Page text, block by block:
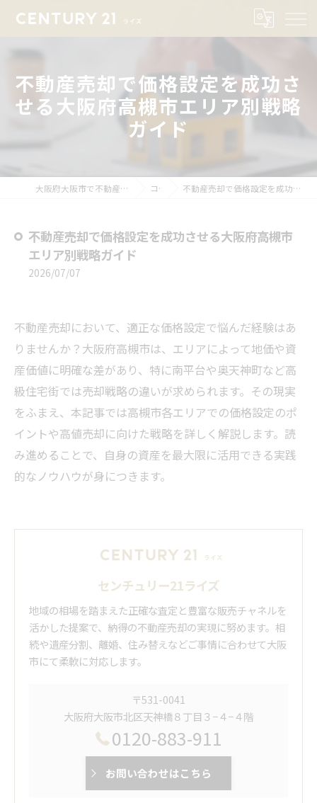
不動産売却で価格設定を成功さ
せる大阪府高槻市エリア別戦略
ガイド
大阪府大阪市で不動産売却ならセンチュリー21ライズ コラム 不動産売却で価格設定を成功させる大阪府高槻市エリア別戦略ガイド
不動産売却で価格設定を成功させる大阪府高槻市
エリア別戦略ガイド
2026/07/07
不動産売却において、適正な価格設定で悩んだ経験はあ
りませんか？大阪府高槻市は、エリアによって地価や資
産価値に明確な差があり、特に南平台や奥天神町など高
級住宅街では売却戦略の違いが求められます。その現実
をふまえ、本記事では高槻市各エリアでの価格設定のポ
イントや高値売却に向けた戦略を詳しく解説します。読
み進めることで、自身の資産を最大限に活用できる実践
的なノウハウが身につきます。
センチュリー21ライズ
地域の相場を踏まえた正確な査定と豊富な販売チャネルを
活かした提案で、納得の不動産売却の実現に努めます。相
続や遺産分割、離婚、住み替えなどご事情に合わせて大阪
市にて柔軟に対応します。
〒531-0041
大阪府大阪市北区天神橋８丁目３−４−４階
0120-883-911
お問い合わせはこちら